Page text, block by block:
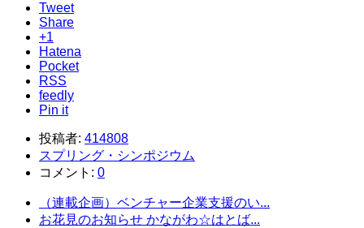
Tweet
Share
+1
Hatena
Pocket
RSS
feedly
Pin it
投稿者: 414808
スプリング・シンポジウム
コメント: 0
（連載企画）ベンチャー企業支援のい...
お花見のお知らせ かながわ☆はとば...